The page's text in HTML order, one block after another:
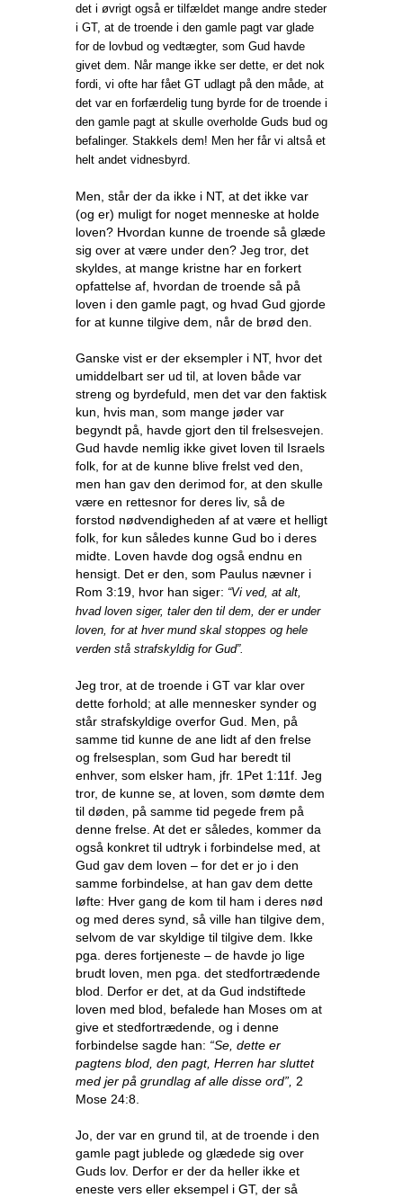
det i øvrigt også er tilfældet mange andre steder
i GT, at de troende i den gamle pagt var glade
for de lovbud og vedtægter, som Gud havde
givet dem. Når mange ikke ser dette, er det nok
fordi, vi ofte har fået GT udlagt på den måde, at
det var en forfærdelig tung byrde for de troende i
den gamle pagt at skulle overholde Guds bud og
befalinger. Stakkels dem! Men her får vi altså et
helt andet vidnesbyrd.
Men, står der da ikke i NT, at det ikke var
(og er) muligt for noget menneske at holde
loven? Hvordan kunne de troende så glæde
sig over at være under den? Jeg tror, det
skyldes, at mange kristne har en forkert
opfattelse af, hvordan de troende så på
loven i den gamle pagt, og hvad Gud gjorde
for at kunne tilgive dem, når de brød den.
Ganske vist er der eksempler i NT, hvor det
umiddelbart ser ud til, at loven både var
streng og byrdefuld, men det var den faktisk
kun, hvis man, som mange jøder var
begyndt på, havde gjort den til frelsesvejen.
Gud havde nemlig ikke givet loven til Israels
folk, for at de kunne blive frelst ved den,
men han gav den derimod for, at den skulle
være en rettesnor for deres liv, så de
forstod nødvendigheden af at være et helligt
folk, for kun således kunne Gud bo i deres
midte. Loven havde dog også endnu en
hensigt. Det er den, som Paulus nævner i
Rom 3:19, hvor han siger: “Vi ved, at alt,
hvad loven siger, taler den til dem, der er under
loven, for at hver mund skal stoppes og hele
verden stå strafskyldig for Gud”.
Jeg tror, at de troende i GT var klar over
dette forhold; at alle mennesker synder og
står strafskyldige overfor Gud. Men, på
samme tid kunne de ane lidt af den frelse
og frelsesplan, som Gud har beredt til
enhver, som elsker ham, jfr. 1Pet 1:11f. Jeg
tror, de kunne se, at loven, som dømte dem
til døden, på samme tid pegede frem på
denne frelse. At det er således, kommer da
også konkret til udtryk i forbindelse med, at
Gud gav dem loven – for det er jo i den
samme forbindelse, at han gav dem dette
løfte: Hver gang de kom til ham i deres nød
og med deres synd, så ville han tilgive dem,
selvom de var skyldige til tilgive dem. Ikke
pga. deres fortjeneste – de havde jo lige
brudt loven, men pga. det stedfortrædende
blod. Derfor er det, at da Gud indstiftede
loven med blod, befalede han Moses om at
give et stedfortrædende, og i denne
forbindelse sagde han: “Se, dette er
pagtens blod, den pagt, Herren har sluttet
med jer på grundlag af alle disse ord”, 2
Mose 24:8.
Jo, der var en grund til, at de troende i den
gamle pagt jublede og glædede sig over
Guds lov. Derfor er der da heller ikke et
eneste vers eller eksempel i GT, der så